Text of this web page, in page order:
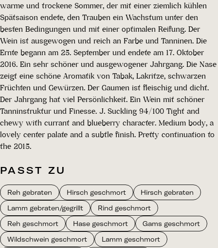
warme und trockene Sommer, der mit einer ziemlich kühlen
Spätsaison endete, den Trauben ein Wachstum unter den
besten Bedingungen und mit einer optimalen Reifung. Der
Wein ist ausgewogen und reich an Farbe und Tanninen. Die
Ernte begann am 25. September und endete am 17. Oktober
2016. Ein sehr schöner und ausgewogener Jahrgang. Die Nase
zeigt eine schöne Aromatik von Tabak, Lakritze, schwarzen
Früchten und Gewürzen. Der Gaumen ist fleischig und dicht.
Der Jahrgang hat viel Persönlichkeit. Ein Wein mit schöner
Tanninstruktur und Finesse. J. Suckling 94/100 Tight and
chewy with currant and blueberry character. Medium body, a
lovely center palate and a subtle finish. Pretty continuation to
the 2015.
PASST ZU
Reh gebraten Hirsch geschmort
Hirsch gebraten
Lamm gebraten/gegrillt
Rind geschmort
Reh geschmort
Hase geschmort
Gams geschmort
Wildschwein geschmort
Lamm geschmort